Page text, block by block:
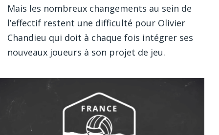
Mais les nombreux changements au sein de
l’effectif restent une difficulté pour Olivier
Chandieu qui doit à chaque fois intégrer ses
nouveaux joueurs à son projet de jeu.